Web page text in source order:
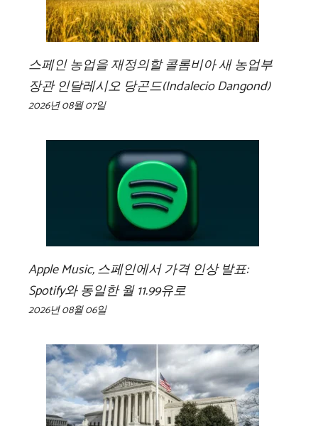
스페인 농업을 재정의할 콜롬비아 새 농업부
장관 인달레시오 당곤드(Indalecio Dangond)
2026년 08월 07일
Apple Music, 스페인에서 가격 인상 발표:
Spotify와 동일한 월 11.99유로
2026년 08월 06일